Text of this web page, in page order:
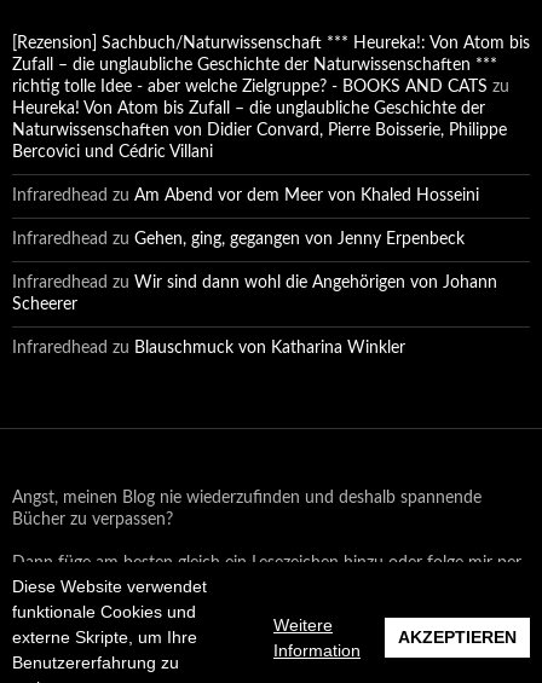
Diese Website verwendet
funktionale Cookies und
externe Skripte, um Ihre
Benutzererfahrung zu
Weitere
Information
AKZEPTIEREN
[Rezension] Sachbuch/Naturwissenschaft *** Heureka!: Von Atom bis
Zufall – die unglaubliche Geschichte der Naturwissenschaften ***
richtig tolle Idee - aber welche Zielgruppe? - BOOKS AND CATS zu
Heureka! Von Atom bis Zufall – die unglaubliche Geschichte der
Naturwissenschaften von Didier Convard, Pierre Boisserie, Philippe
Bercovici und Cédric Villani
Infraredhead zu Am Abend vor dem Meer von Khaled Hosseini
Infraredhead zu Gehen, ging, gegangen von Jenny Erpenbeck
Infraredhead zu Wir sind dann wohl die Angehörigen von Johann
Scheerer
Infraredhead zu Blauschmuck von Katharina Winkler
Angst, meinen Blog nie wiederzufinden und deshalb spannende
Bücher zu verpassen?
Dann füge am besten gleich ein Lesezeichen hinzu oder folge mir per
Email oder auf Facebook!